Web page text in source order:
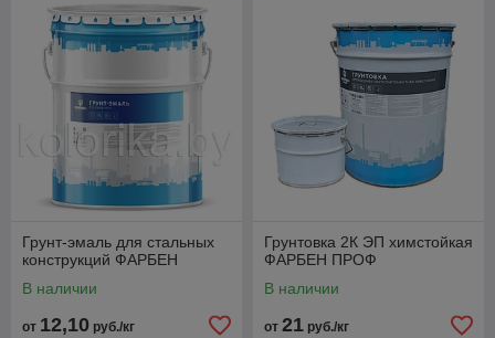
Грунт-эмаль для стальных
конструкций ФАРБЕН
В наличии
от 12,10 руб./кг
Грунтовка 2К ЭП химстойкая
ФАРБЕН ПРОФ
В наличии
от 21 руб./кг